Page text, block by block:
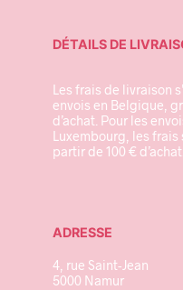
DÉTAILS DE
Les frais de livraison
envois en Belgique,
d’achat. Pour les
Luxembourg, les frais
partir de 100 € d’achat.
ADRESSE
4, rue Saint-Jean
5000 Namur